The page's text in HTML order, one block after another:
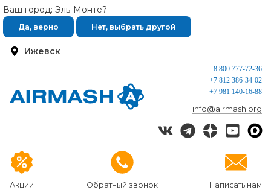
Ижевск
Ваш город: Эль-Монте?
Да, верно Нет, выбрать другой
Акции Обратный звонок Написать нам
8 800 777-72-36
+7 812 386-34-02
+7 981 140-16-88
info@airmash.org